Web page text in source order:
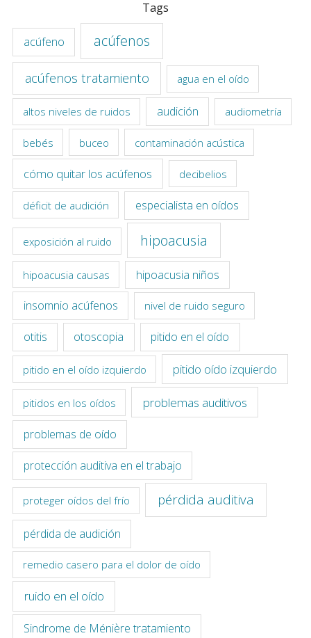
Tags
acúfeno acúfenos
acúfenos tratamiento agua en el oído
altos niveles de ruidos audición audiometría
bebés buceo contaminación acústica
cómo quitar los acúfenos decibelios
déficit de audición especialista en oídos
exposición al ruido hipoacusia
hipoacusia causas hipoacusia niños
insomnio acúfenos nivel de ruido seguro
otitis otoscopia pitido en el oído
pitido en el oído izquierdo pitido oído izquierdo
pitidos en los oídos problemas auditivos
problemas de oído
protección auditiva en el trabajo
proteger oídos del frío pérdida auditiva
pérdida de audición
remedio casero para el dolor de oído
ruido en el oído
Sindrome de Ménière tratamiento